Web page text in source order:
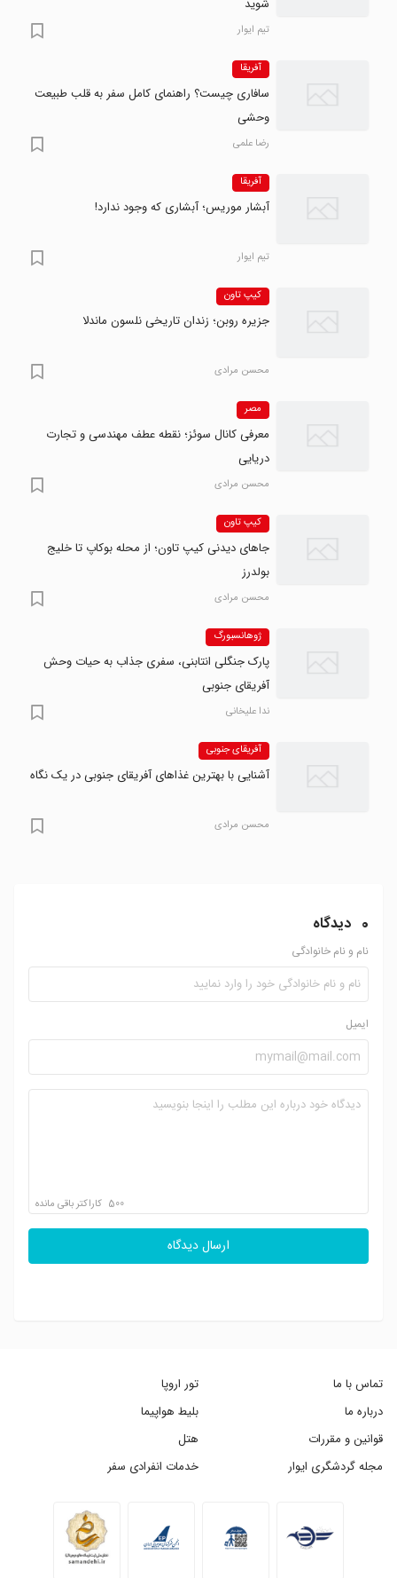
شوید
تیم ایوار
آفریقا
سافاری چیست؟ راهنمای کامل سفر به قلب طبیعت
وحشی
رضا علمی
آفریقا
آبشار موریس؛ آبشاری که وجود ندارد!
تیم ایوار
کیپ تاون
جزیره روبن؛ زندان تاریخی نلسون ماندلا
محسن مرادی
مصر
معرفی کانال سوئز؛ نقطه عطف مهندسی و تجارت
دریایی
محسن مرادی
کیپ تاون
جاهای دیدنی کیپ تاون؛ از محله بوکاپ تا خلیج
بولدرز
محسن مرادی
ژوهانسبورگ
پارک جنگلی انتابنی، سفری جذاب به حیات وحش
آفریقای جنوبی
ندا علیخانی
آفریقای جنوبی
آشنایی با بهترین غذاهای آفریقای جنوبی در یک نگاه
محسن مرادی
0 دیدگاه
نام و نام خانوادگی
ایمیل
500 کاراکتر باقی مانده
ارسال دیدگاه
تماس با ما
درباره ما
قوانین و مقررات
مجله گردشگری ایوار
تور اروپا
بلیط هواپیما
هتل
خدمات انفرادی سفر